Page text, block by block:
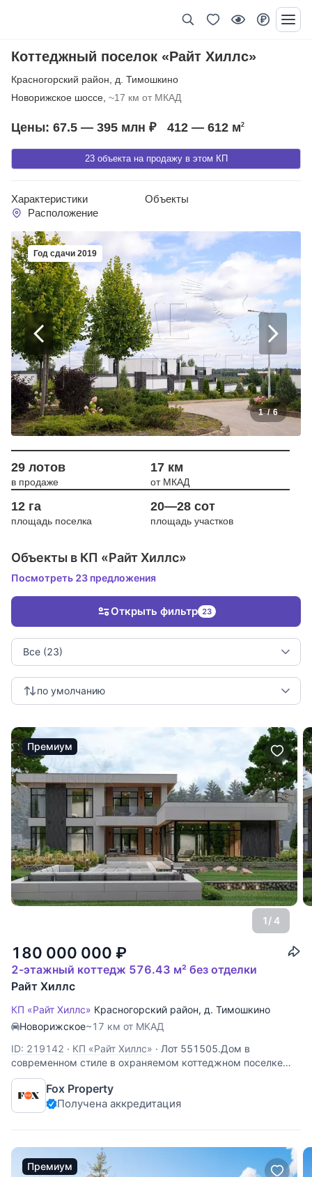
Коттеджный поселок «Райт Хиллс»
Красногорский район
д. Тимошкино
Новорижское шоссе, ~17 км от МКАД
23 объекта на продажу в этом КП
Цены: 67.5 — 395 млн ₽ 412 — 612 м2
Характеристики
Объекты
Расположение
Год сдачи 2019
1/6
29 лотов
в продаже
17 км
от МКАД
12 га
площадь поселка
20—28 сот
площадь участков
Объекты в КП «Райт Хиллс»
Посмотреть 23 предложения
Все (23)
по умолчанию
Открыть фильтр 23
Премиум
1/ 4
180 000 000 ₽
2-этажный коттедж 576.43 м² без отделки
Райт Хиллс
КП «Райт Хиллс» Красногорский район, д. Тимошкино
Новорижское~17 км от МКАД
ID: 219142 · КП «Райт Хиллс» · Лот 551505.Дом в
современном стиле в охраняемом коттеджном поселке
Райт Хиллс. Продуманная планировка, СПА-зона с
бассейном. Высота потолков 4.5 метра. Основные
материалы: монолит, кирпич, плоская мембранная кровля,
Fox Property
Получена аккредитация
Премиум